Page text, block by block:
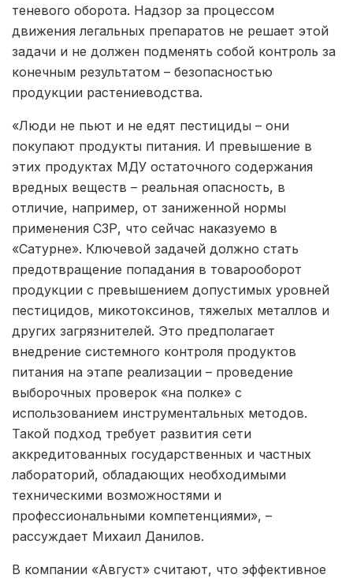
теневого оборота. Надзор за процессом
движения легальных препаратов не решает этой
задачи и не должен подменять собой контроль за
конечным результатом – безопасностью
продукции растениеводства.
«Люди не пьют и не едят пестициды – они
покупают продукты питания. И превышение в
этих продуктах МДУ остаточного содержания
вредных веществ – реальная опасность, в
отличие, например, от заниженной нормы
применения СЗР, что сейчас наказуемо в
«Сатурне». Ключевой задачей должно стать
предотвращение попадания в товарооборот
продукции с превышением допустимых уровней
пестицидов, микотоксинов, тяжелых металлов и
других загрязнителей. Это предполагает
внедрение системного контроля продуктов
питания на этапе реализации – проведение
выборочных проверок «на полке» с
использованием инструментальных методов.
Такой подход требует развития сети
аккредитованных государственных и частных
лабораторий, обладающих необходимыми
техническими возможностями и
профессиональными компетенциями», –
рассуждает Михаил Данилов.
В компании «Август» считают, что эффективное